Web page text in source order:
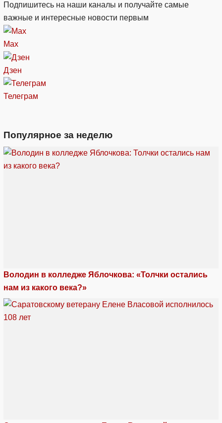
Подпишитесь на наши каналы и получайте самые
важные и интересные новости первым
Max
Дзен
Телеграм
Популярное за неделю
Володин в колледже Яблочкова: «Толчки остались
нам из какого века?»